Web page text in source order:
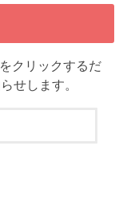
クリックするだ
せします。